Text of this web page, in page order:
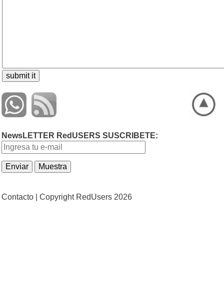
NewsLETTER RedUSERS SUSCRIBETE:
Contacto | Copyright RedUsers 2026